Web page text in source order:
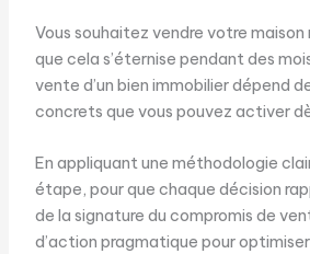
Vous souhaitez vendre votre
que cela s’éternise pendant des
vente d’un bien immobilier dépend
concrets que vous pouvez activer
En appliquant une méthodologie
étape, pour que chaque décision
de la signature du compromis de
d’action pragmatique pour